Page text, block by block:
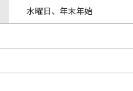
水曜日、年末年始